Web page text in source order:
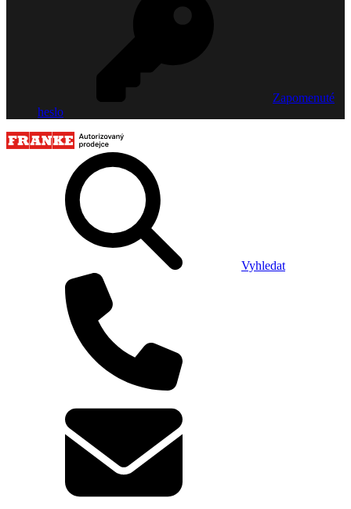
Zapomenuté
heslo
Vyhledat